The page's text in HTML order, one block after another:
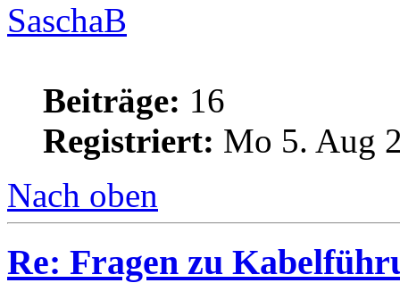
SaschaB
Beiträge: 16
Registriert: Mo 5. Aug
Nach oben
Re: Fragen zu